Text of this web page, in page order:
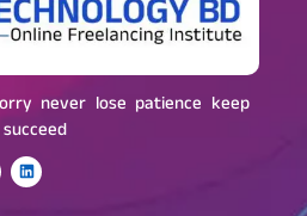
never lose patience keep